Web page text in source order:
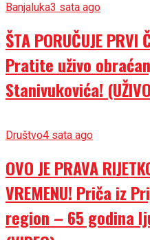
Banjaluka3 sata ago
ŠTA PORUČUJE PRVI
Pratite uživo
Stanivukovića!
Društvo4 sata ago
OVO JE PRAVA
VREMENU! Priča iz
region – 65 godina